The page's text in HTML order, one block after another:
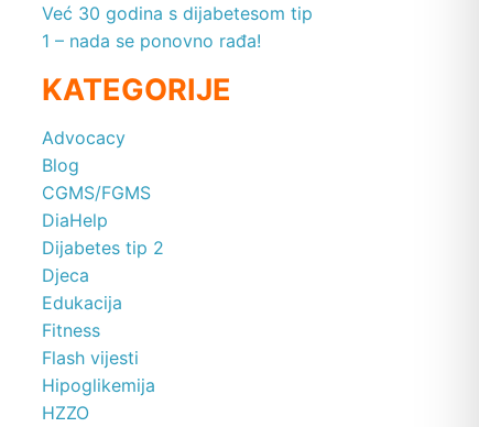
Već 30 godina s dijabetesom tip
1 – nada se ponovno rađa!
KATEGORIJE
Advocacy
Blog
CGMS/FGMS
DiaHelp
Dijabetes tip 2
Djeca
Edukacija
Fitness
Flash vijesti
Hipoglikemija
HZZO